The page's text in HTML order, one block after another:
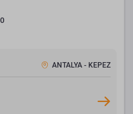
ANTALYA - KEPEZ